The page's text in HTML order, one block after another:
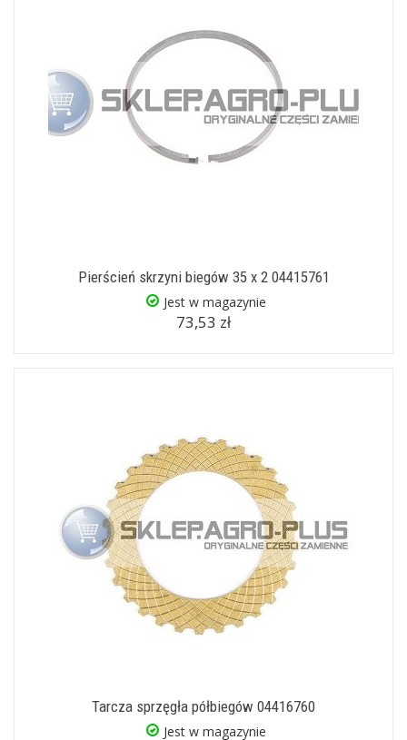
Pierścień skrzyni biegów 35 x 2 04415761
Jest w magazynie
73,53 zł
Tarcza sprzęgła półbiegów 04416760
Jest w magazynie